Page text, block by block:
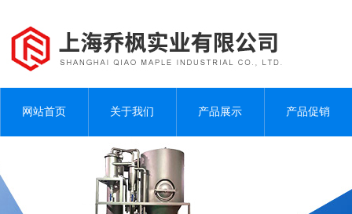
网站首页 关于我们 产品展示 产品促销